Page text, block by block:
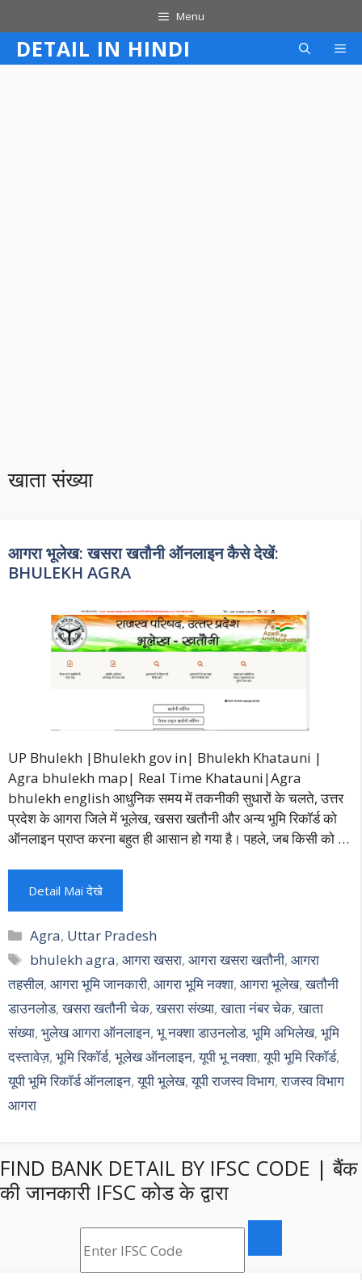
to
content
Menu
DETAIL IN HINDI
खाता संख्या
आगरा भूलेख: खसरा खतौनी ऑनलाइन कैसे देखें:
BHULEKH AGRA
UP Bhulekh |Bhulekh gov in| Bhulekh Khatauni |
Agra bhulekh map| Real Time Khatauni|Agra
bhulekh english आधुनिक समय में तकनीकी सुधारों के चलते, उत्तर
प्रदेश के आगरा जिले में भूलेख, खसरा खतौनी और अन्य भूमि रिकॉर्ड को
ऑनलाइन प्राप्त करना बहुत ही आसान हो गया है। पहले, जब किसी को …
Detail Mai देखे
Categories
Agra, Uttar Pradesh
Tags
bhulekh agra,आगरा खसरा,आगरा खसरा खतौनी,आगरा
तहसील, आगरा भूमि जानकारी, आगरा भूमि नक्शा, आगरा भूलेख,खतौनी
डाउनलोड,खसरा खतौनी चेक,खसरा संख्या,खाता नंबर चेक,खाता
संख्या, भुलेख आगरा ऑनलाइन, भू नक्शा डाउनलोड, भूमि अभिलेख, भूमि
दस्तावेज़, भूमि रिकॉर्ड, भूलेख ऑनलाइन,यूपी भू नक्शा,यूपी भूमि रिकॉर्ड,
यूपी भूमि रिकॉर्ड ऑनलाइन,यूपी भूलेख,यूपी राजस्व विभाग,राजस्व विभाग
आगरा
FIND BANK DETAIL BY IFSC CODE | बैंक
की जानकारी IFSC कोड के द्वारा